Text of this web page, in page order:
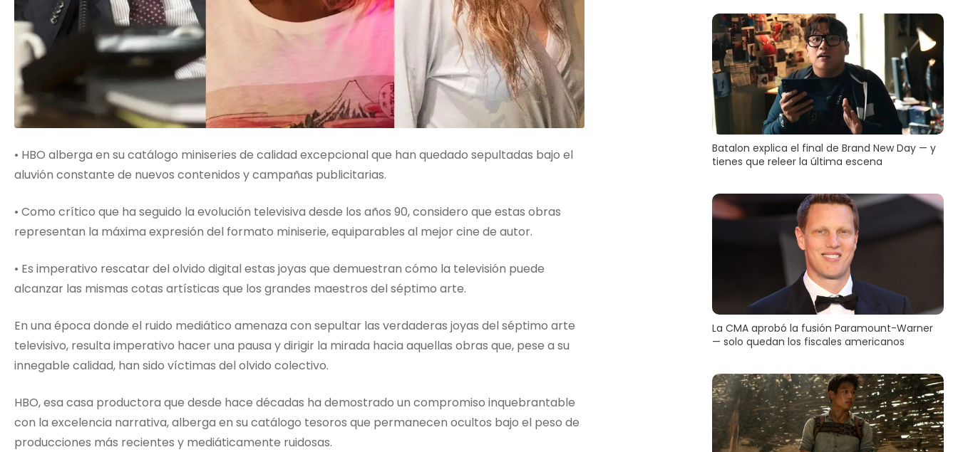
• HBO alberga en su catálogo miniseries de calidad excepcional que han quedado sepultadas bajo el
aluvión constante de nuevos contenidos y campañas publicitarias.
• Como crítico que ha seguido la evolución televisiva desde los años 90, considero que estas obras
representan la máxima expresión del formato miniserie, equiparables al mejor cine de autor.
• Es imperativo rescatar del olvido digital estas joyas que demuestran cómo la televisión puede
alcanzar las mismas cotas artísticas que los grandes maestros del séptimo arte.
En una época donde el ruido mediático amenaza con sepultar las verdaderas joyas del séptimo arte
televisivo, resulta imperativo hacer una pausa y dirigir la mirada hacia aquellas obras que, pese a su
innegable calidad, han sido víctimas del olvido colectivo.
HBO, esa casa productora que desde hace décadas ha demostrado un compromiso inquebrantable
con la excelencia narrativa, alberga en su catálogo tesoros que permanecen ocultos bajo el peso de
producciones más recientes y mediáticamente ruidosas.
Batalon explica el final de Brand New Day — y
tienes que releer la última escena
La CMA aprobó la fusión Paramount-Warner
— solo quedan los fiscales americanos